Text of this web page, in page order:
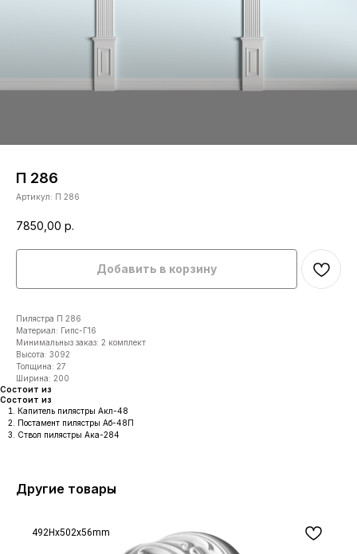
П 286
Артикул: П 286
7850,00 р.
Добавить в корзину
Пилястра П 286
Материал: Гипс-Г16
Минимальныз заказ: 2 комплект
Высота: 3092
Толщина: 27
Ширина: 200
Состоит из
Состоит из
Капитель пилястры Акл-48
Постамент пилястры Аб-48П
Ствол пилястры Ака-284
Другие товары
492Hx502x56mm